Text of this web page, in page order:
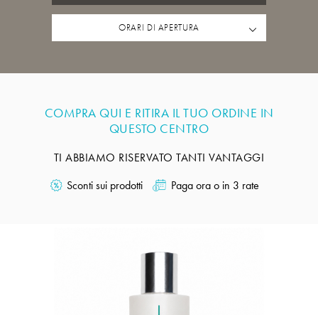
ORARI DI APERTURA
COMPRA QUI E RITIRA IL TUO ORDINE IN
QUESTO CENTRO
TI ABBIAMO RISERVATO TANTI VANTAGGI
Sconti sui prodotti Paga ora o in 3 rate